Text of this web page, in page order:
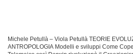
Michele Petullà – Viola Petullà TEORIE
ANTROPOLOGIA Modelli e sviluppi Come